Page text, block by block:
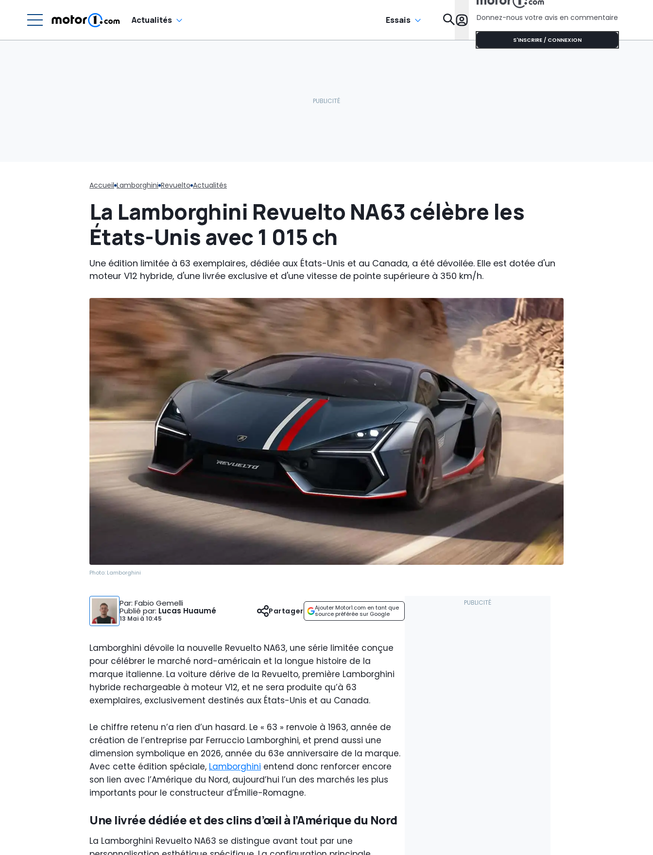
Actualités Essais Donnez-nous votre avis en commentaire
S'INSCRIRE / CONNEXION
Accueil Lamborghini Revuelto Actualités
La Lamborghini Revuelto NA63 célèbre les
États-Unis avec 1 015 ch
Une édition limitée à 63 exemplaires, dédiée aux États-Unis et au Canada, a été dévoilée. Elle est dotée d'un
moteur V12 hybride, d'une livrée exclusive et d'une vitesse de pointe supérieure à 350 km/h.
Photo: Lamborghini
Par: Fabio Gemelli
Publié par: Lucas Huaumé
13 Mai à 10:45
Ajouter Motor1.com en tant que
source préférée sur Google
Partager
Lamborghini dévoile la nouvelle Revuelto NA63, une série limitée conçue
pour célébrer le marché nord-américain et la longue histoire de la
marque italienne. La voiture dérive de la Revuelto, première Lamborghini
hybride rechargeable à moteur V12, et ne sera produite qu’à 63
exemplaires, exclusivement destinés aux États-Unis et au Canada.
Le chiffre retenu n’a rien d’un hasard. Le « 63 » renvoie à 1963, année de
création de l’entreprise par Ferruccio Lamborghini, et prend aussi une
dimension symbolique en 2026, année du 63e anniversaire de la marque.
Avec cette édition spéciale, Lamborghini entend donc renforcer encore
son lien avec l’Amérique du Nord, aujourd’hui l’un des marchés les plus
importants pour le constructeur d’Émilie-Romagne.
Une livrée dédiée et des clins d’œil à l’Amérique du Nord
La Lamborghini Revuelto NA63 se distingue avant tout par une